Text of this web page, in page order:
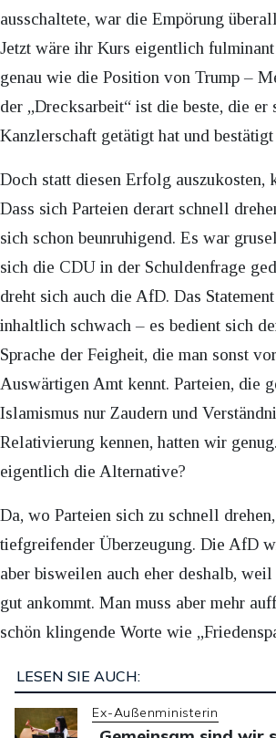
ausschaltete, war die Empörung
Jetzt wäre ihr Kurs eigentlich
genau wie die Position von Trump –
der „Drecksarbeit“ ist die beste, die er
Kanzlerschaft getätigt hat und
Doch statt diesen Erfolg auszukosten,
Dass sich Parteien derart schnell
sich schon beunruhigend. Es war
sich die CDU in der Schuldenfrage
dreht sich auch die AfD. Das
inhaltlich schwach – es bedient sich
Sprache der Feigheit, die man sonst
Auswärtigen Amt kennt. Parteien, die
Islamismus nur Zaudern und
Relativierung kennen, hatten wir
eigentlich die Alternative?
Da, wo Parteien sich zu schnell
tiefgreifender Überzeugung. Die AfD
aber bisweilen auch eher deshalb,
gut ankommt. Man muss aber mehr
schön klingende Worte wie
LESEN SIE AUCH:
Ex-Außenministerin